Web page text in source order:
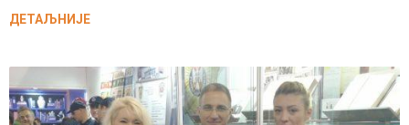
ДЕТАЉНИЈЕ